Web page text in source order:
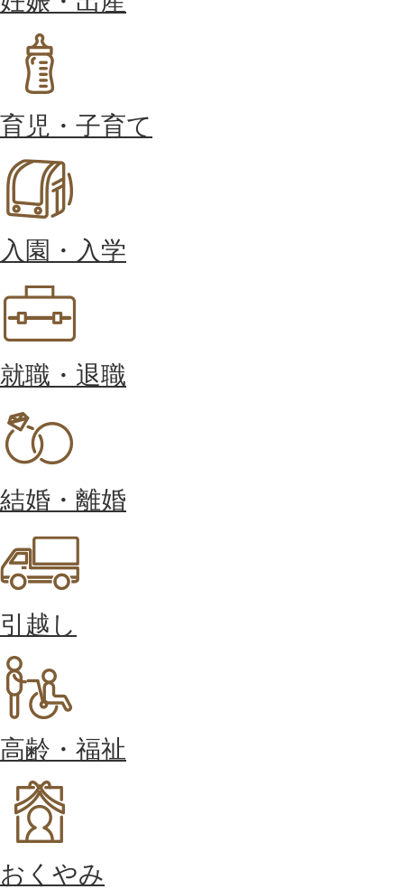
育児・子育て
入園・入学
就職・退職
結婚・離婚
引越し
高齢・福祉
おくやみ